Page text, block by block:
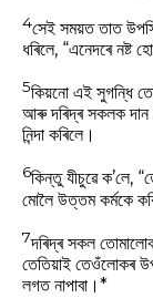
4সেই সময়ত তাত
ধৰিলে, “এনেদৰে নষ্ট
5কিয়নো এই সুগন্ধি
আৰু দৰিদ্ৰ সকলক দান
নিন্দা কৰিলে।
6কিন্তু যীচুৱে ক’লে,
মোলৈ উত্তম কৰ্মকে
7দৰিদ্ৰ সকল
তেতিয়াই তেওঁলোকৰ
লগত নাপাবা।*